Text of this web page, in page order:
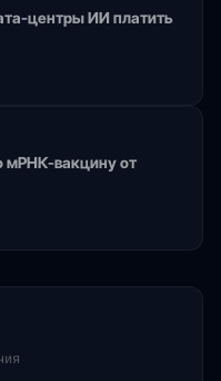
центры ИИ платить
мРНК-вакцину от